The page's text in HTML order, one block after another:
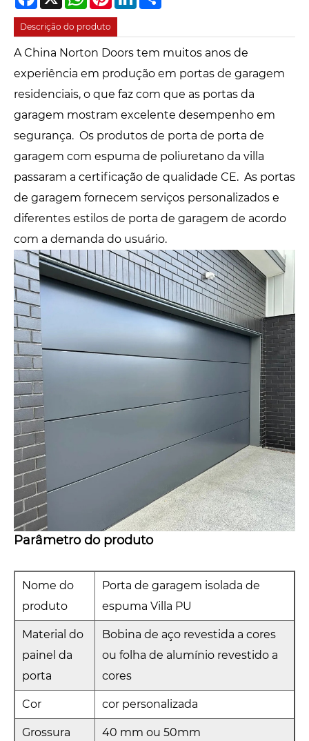
Descrição do produto
A China Norton Doors tem muitos anos de
experiência em produção em portas de garagem
residenciais, o que faz com que as portas da
garagem mostram excelente desempenho em
segurança. Os produtos de porta de porta de
garagem com espuma de poliuretano da villa
passaram a certificação de qualidade CE. As portas
de garagem fornecem serviços personalizados e
diferentes estilos de porta de garagem de acordo
com a demanda do usuário.
Parâmetro do produto
Nome do
produto
Porta de garagem isolada de
espuma Villa PU
Material do
painel da
porta
Bobina de aço revestida a cores
ou folha de alumínio revestido a
cores
Cor cor personalizada
Grossura 40 mm ou 50mm